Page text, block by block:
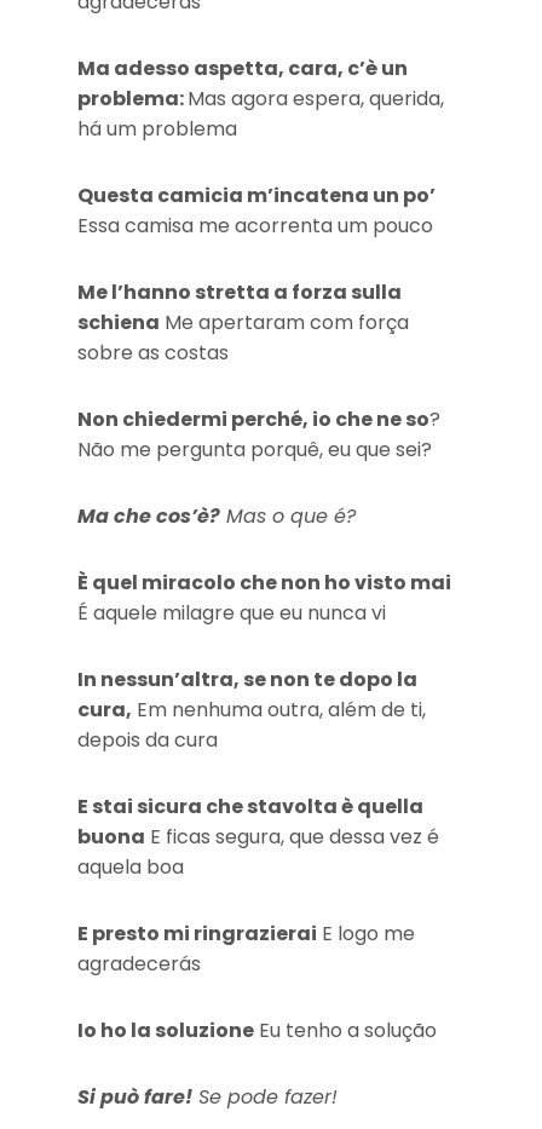
Ma adesso aspetta, cara, c’è un
problema:Mas agora espera, querida,
há um problema
Questa camicia m’incatena un po’
Essa camisa me acorrenta um pouco
Me l’hanno stretta a forza sulla
schiena Me apertaram com força
sobre as costas
Non chiedermi perché, io che ne so?
Não me pergunta porquê, eu que sei?
Ma che cos’è? Mas o que é?
È quel miracolo che non ho visto mai
É aquele milagre que eu nunca vi
In nessun’altra, se non te dopo la
cura, Em nenhuma outra, além de ti,
depois da cura
E stai sicura che stavolta è quella
buona E ficas segura, que dessa vez é
aquela boa
E presto mi ringrazierai E logo me
agradecerás
Io ho la soluzione Eu tenho a solução
Si può fare! Se pode fazer!